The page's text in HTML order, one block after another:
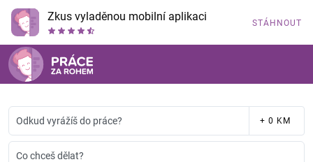
Zkus vyladěnou mobilní aplikaci STÁHNOUT
Odkud vyrážíš do práce? + 0 KM
Co chceš dělat?